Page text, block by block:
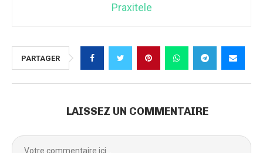
Praxitele
PARTAGER
LAISSEZ UN COMMENTAIRE